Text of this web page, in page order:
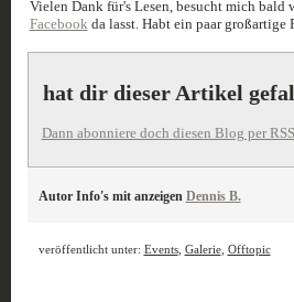
Vielen Dank für's Lesen, besucht mich
Facebookda lasst. Habt ein paar großartige
hat dir dieser Artikel
Dann abonniere doch diesen Blog per
Autor Info's mit anzeigen Dennis B.
veröffentlicht unter: Events, Galerie, Offtopic